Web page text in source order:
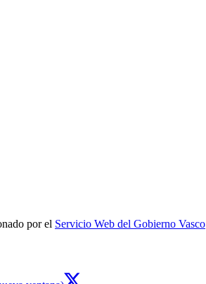
por el Servicio Web del Gobierno Vasco